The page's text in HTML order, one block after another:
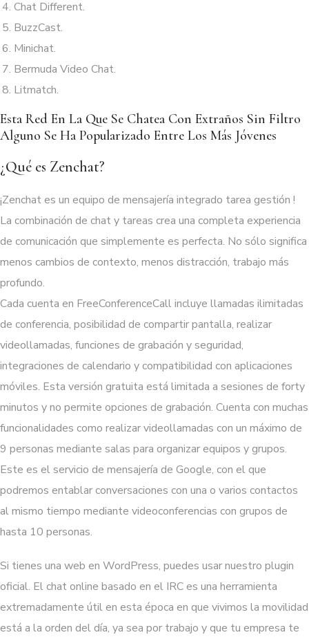
Chat Different.
BuzzCast.
Minichat.
Bermuda Video Chat.
Litmatch.
Esta Red En La Que Se Chatea Con Extraños Sin Filtro
Alguno Se Ha Popularizado Entre Los Más Jóvenes
¿Qué es Zenchat?
¡Zenchat es un equipo de mensajería integrado tarea gestión !
La combinación de chat y tareas crea una completa experiencia
de comunicación que simplemente es perfecta. No sólo significa
menos cambios de contexto, menos distracción, trabajo más
profundo.
Cada cuenta en FreeConferenceCall incluye llamadas ilimitadas
de conferencia, posibilidad de compartir pantalla, realizar
videollamadas, funciones de grabación y seguridad,
integraciones de calendario y compatibilidad con aplicaciones
móviles. Esta versión gratuita está limitada a sesiones de forty
minutos y no permite opciones de grabación. Cuenta con muchas
funcionalidades como realizar videollamadas con un máximo de
9 personas mediante salas para organizar equipos y grupos.
Este es el servicio de mensajería de Google, con el que
podremos entablar conversaciones con una o varios contactos
al mismo tiempo mediante videoconferencias con grupos de
hasta 10 personas.
Si tienes una web en WordPress, puedes usar nuestro plugin
oficial. El chat online basado en el IRC es una herramienta
extremadamente útil en esta época en que vivimos la movilidad
está a la orden del día, ya sea por trabajo y que tu empresa te